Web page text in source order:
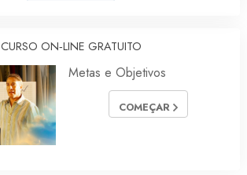
CURSO ON‑LINE GRATUITO
Metas e Objetivos
COMEÇAR